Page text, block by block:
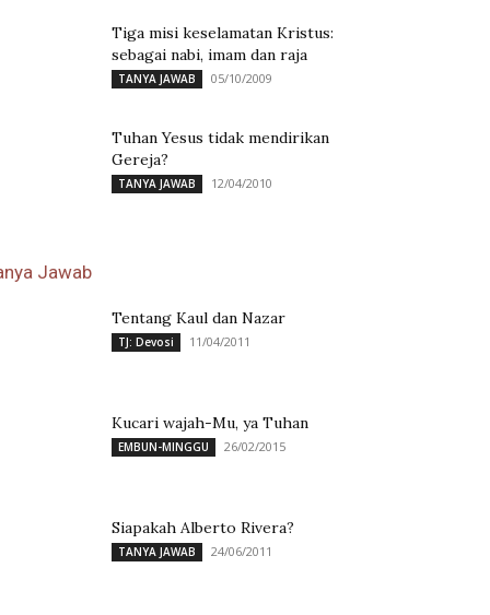
Tiga misi keselamatan Kristus:
sebagai nabi, imam dan raja
TANYA JAWAB 05/10/2009
Tuhan Yesus tidak mendirikan
Gereja?
TANYA JAWAB 12/04/2010
Jawab
Tentang Kaul dan Nazar
TJ: Devosi 11/04/2011
Kucari wajah-Mu, ya Tuhan
EMBUN-MINGGU 26/02/2015
Siapakah Alberto Rivera?
TANYA JAWAB 24/06/2011